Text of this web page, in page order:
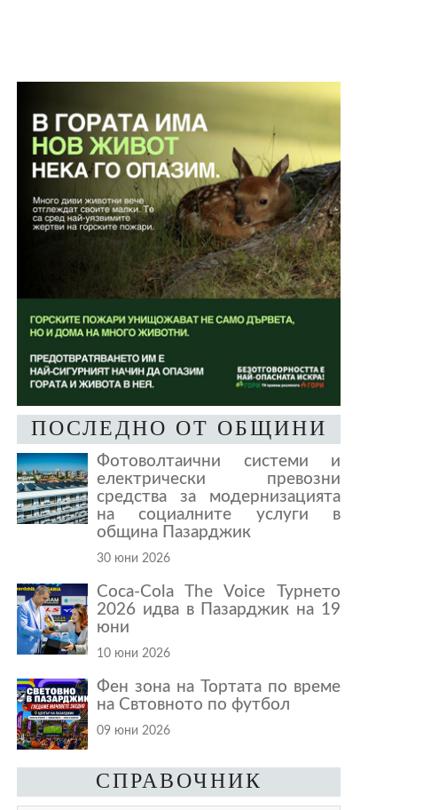
ПОСЛЕДНО ОТ ОБЩИНИ
Фотоволтаични системи и
електрически превозни
средства за модернизацията
на социалните услуги в
община Пазарджик
30 юни 2026
Coca-Cola The Voice Турнето
2026 идва в Пазарджик на 19
юни
10 юни 2026
Фен зона на Тортата по време
на Свтовното по футбол
09 юни 2026
СПРАВОЧНИК